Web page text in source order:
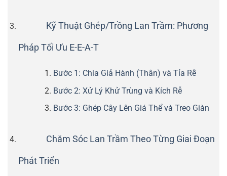
Kỹ Thuật Ghép/Trồng Lan Trầm: Phương
Pháp Tối Ưu E-E-A-T
Bước 1: Chia Giả Hành (Thân) và Tỉa Rễ
Bước 2: Xử Lý Khử Trùng và Kích Rễ
Bước 3: Ghép Cây Lên Giá Thể và Treo Giàn
Chăm Sóc Lan Trầm Theo Từng Giai Đoạn
Phát Triển